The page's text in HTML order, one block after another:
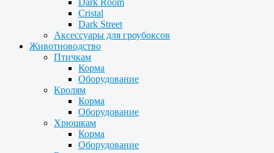
Dark Room
Cristal
Dark Street
Аксессуары для гроубоксов
Животноводство
Птичкам
Корма
Оборудование
Кролям
Корма
Оборудование
Хрюшкам
Корма
Оборудование